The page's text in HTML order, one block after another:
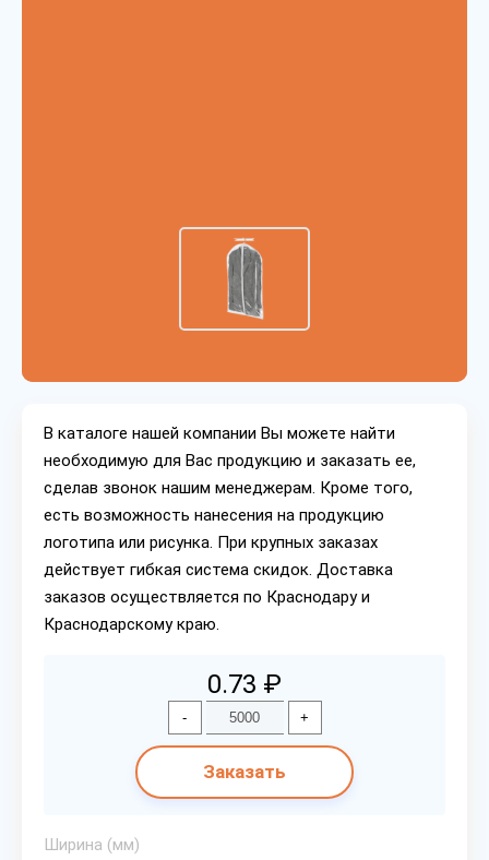
В каталоге нашей компании Вы можете найти
необходимую для Вас продукцию и заказать ее,
сделав звонок нашим менеджерам. Кроме того,
есть возможность нанесения на продукцию
логотипа или рисунка. При крупных заказах
действует гибкая система скидок. Доставка
заказов осуществляется по Краснодару и
Краснодарскому краю.
0.73 ₽
- +
Заказать
Ширина (мм)